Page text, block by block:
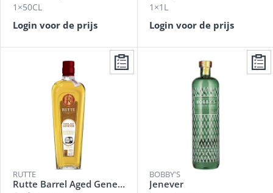
1×50CL
Login voor de prijs
1×1L
Login voor de prijs
RUTTE
Rutte Barrel Aged Genever
BOBBY'S
Jenever